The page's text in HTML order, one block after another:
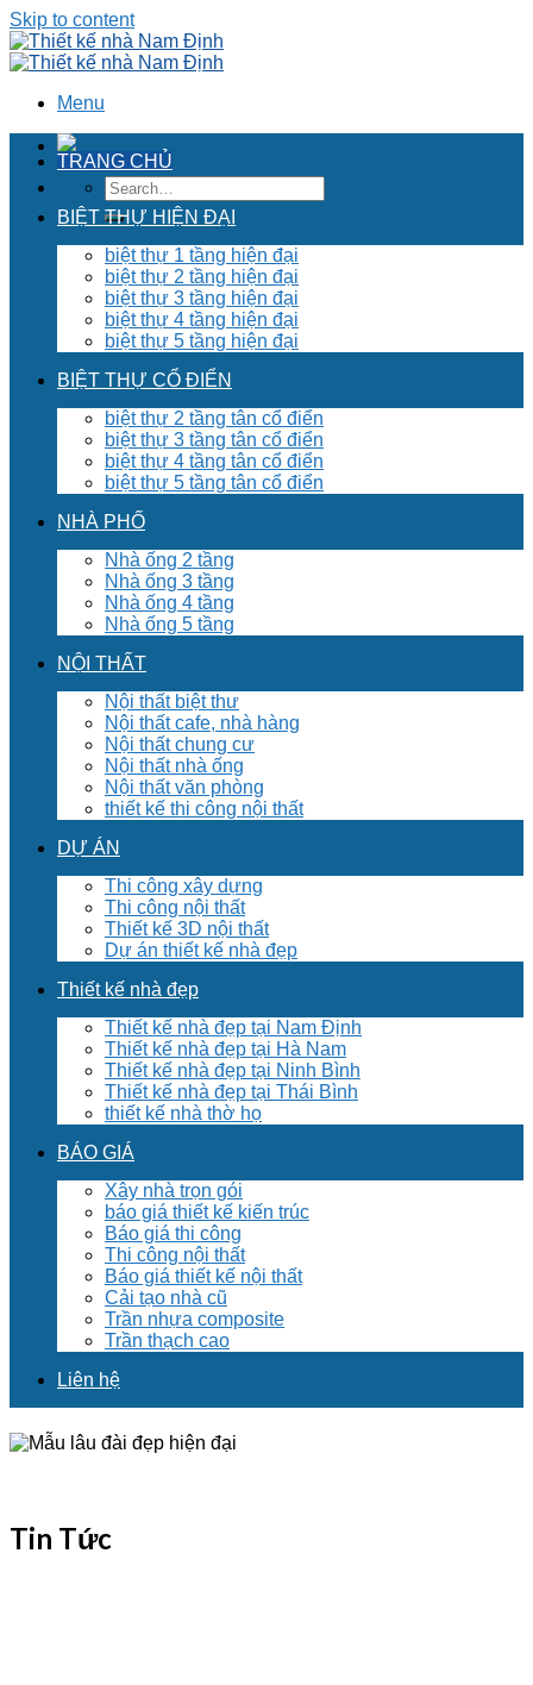
Skip to content
Menu
TRANG CHỦ
BIỆT THỰ HIỆN ĐẠI
biệt thự 1 tầng hiện đại
biệt thự 2 tầng hiện đại
biệt thự 3 tầng hiện đại
biệt thự 4 tầng hiện đại
biệt thự 5 tầng hiện đại
BIỆT THỰ CỔ ĐIỂN
biệt thự 2 tầng tân cổ điển
biệt thự 3 tầng tân cổ điển
biệt thự 4 tầng tân cổ điển
biệt thự 5 tầng tân cổ điển
NHÀ PHỐ
Nhà ống 2 tầng
Nhà ống 3 tầng
Nhà ống 4 tầng
Nhà ống 5 tầng
NỘI THẤT
Nội thất biệt thư
Nội thất cafe, nhà hàng
Nội thất chung cư
Nội thất nhà ống
Nội thất văn phòng
thiết kế thi công nội thất
DỰ ÁN
Thi công xây dựng
Thi công nội thất
Thiết kế 3D nội thất
Dự án thiết kế nhà đẹp
Thiết kế nhà đẹp
Thiết kế nhà đẹp tại Nam Định
Thiết kế nhà đẹp tại Hà Nam
Thiết kế nhà đẹp tại Ninh Bình
Thiết kế nhà đẹp tại Thái Bình
thiết kế nhà thờ họ
BÁO GIÁ
Xây nhà trọn gói
báo giá thiết kế kiến trúc
Báo giá thi công
Thi công nội thất
Báo giá thiết kế nội thất
Cải tạo nhà cũ
Trần nhựa composite
Trần thạch cao
Liên hệ
Tin Tức